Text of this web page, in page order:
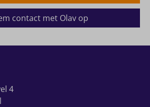
contact met Olav op
4